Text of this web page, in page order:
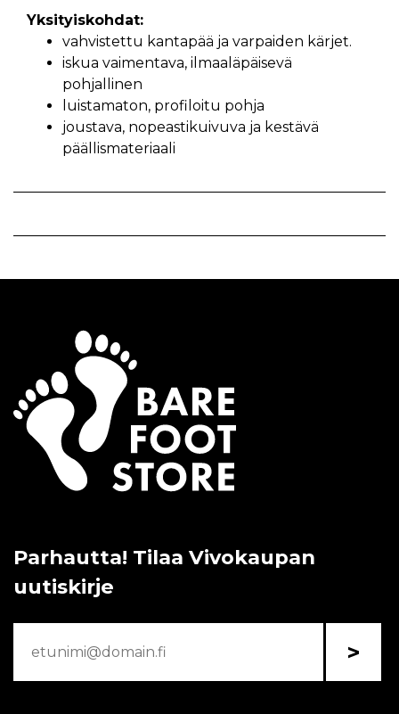
Yksityiskohdat:
vahvistettu kantapää ja varpaiden kärjet.
iskua vaimentava, ilmaaläpäisevä
pohjallinen
luistamaton, profiloitu pohja
joustava, nopeastikuivuva ja kestävä
päällismateriaali
Parhautta! Tilaa Vivokaupan
uutiskirje
>